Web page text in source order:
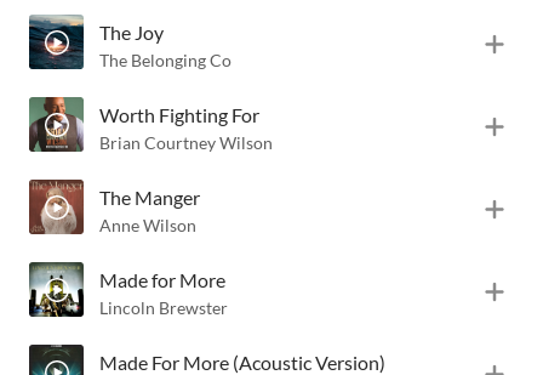
The Joy
The Belonging Co
Worth Fighting For
Brian Courtney Wilson
The Manger
Anne Wilson
Made for More
Lincoln Brewster
Made For More (Acoustic Version)